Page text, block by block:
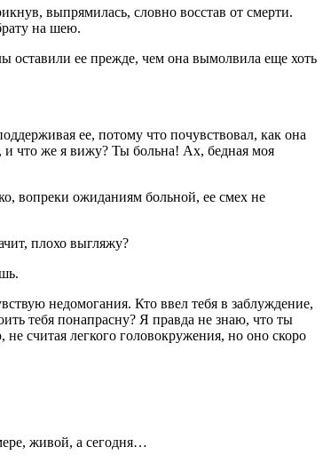
выпрямилась, словно восстав от смерти.
на шею.
ее прежде, чем она вымолвила еще хоть
ее, потому что почувствовал, как она
и что же я вижу? Ты больна! Ах, бедная моя
вопреки ожиданиям больной, ее смех не
плохо выгляжу?
недомогания. Кто ввел тебя в заблуждение,
тебя понапрасну? Я правда не знаю, что ты
считая легкого головокружения, но оно скоро
живой, а сегодня…